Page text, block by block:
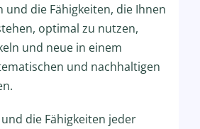
und die Fähigkeiten, die Ihnen
optimal zu nutzen,
und neue in einem
und nachhaltigen
die Fähigkeiten jeder